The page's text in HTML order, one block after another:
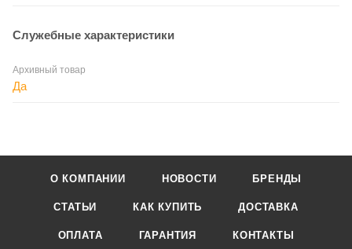
Служебные характеристики
Архивный товар
Да
О КОМПАНИИ НОВОСТИ БРЕНДЫ
СТАТЬИ КАК КУПИТЬ ДОСТАВКА
ОПЛАТА ГАРАНТИЯ КОНТАКТЫ